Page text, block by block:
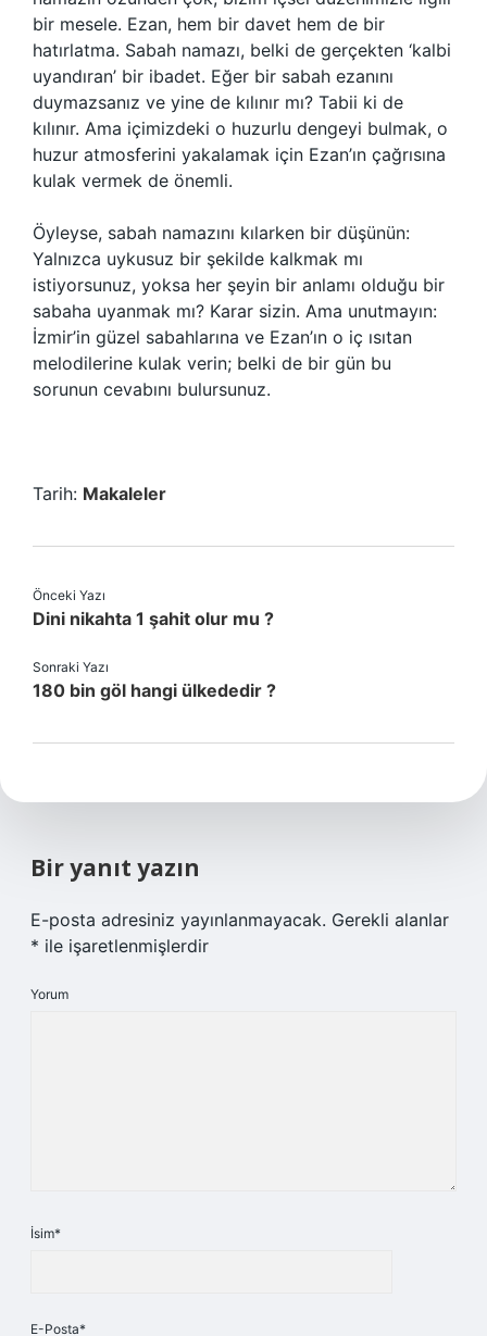
bir mesele. Ezan, hem bir davet hem de bir
hatırlatma. Sabah namazı, belki de gerçekten ‘kalbi
uyandıran’ bir ibadet. Eğer bir sabah ezanını
duymazsanız ve yine de kılınır mı? Tabii ki de
kılınır. Ama içimizdeki o huzurlu dengeyi bulmak, o
huzur atmosferini yakalamak için Ezan’ın çağrısına
kulak vermek de önemli.
Öyleyse, sabah namazını kılarken bir düşünün:
Yalnızca uykusuz bir şekilde kalkmak mı
istiyorsunuz, yoksa her şeyin bir anlamı olduğu bir
sabaha uyanmak mı? Karar sizin. Ama unutmayın:
İzmir’in güzel sabahlarına ve Ezan’ın o iç ısıtan
melodilerine kulak verin; belki de bir gün bu
sorunun cevabını bulursunuz.
Tarih: Makaleler
Önceki Yazı
Dini nikahta 1 şahit olur mu ?
Sonraki Yazı
180 bin göl hangi ülkededir ?
Bir yanıt yazın
E-posta adresiniz yayınlanmayacak. Gerekli alanlar
* ile işaretlenmişlerdir
Yorum
İsim*
E-Posta*